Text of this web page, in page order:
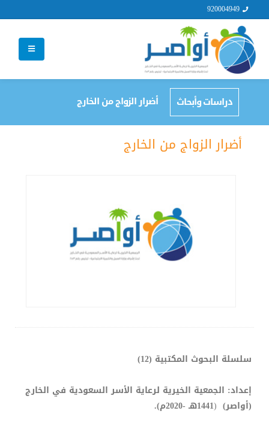
920004949
دراسات وأبحاث أضرار الزواج من الخارج
أضرار الزواج من الخارج
سلسلة البحوث المكتبية (12)
إعداد: الجمعية الخيرية لرعاية الأسر السعودية في الخارج
(أواصر) (1441هـ -2020م).